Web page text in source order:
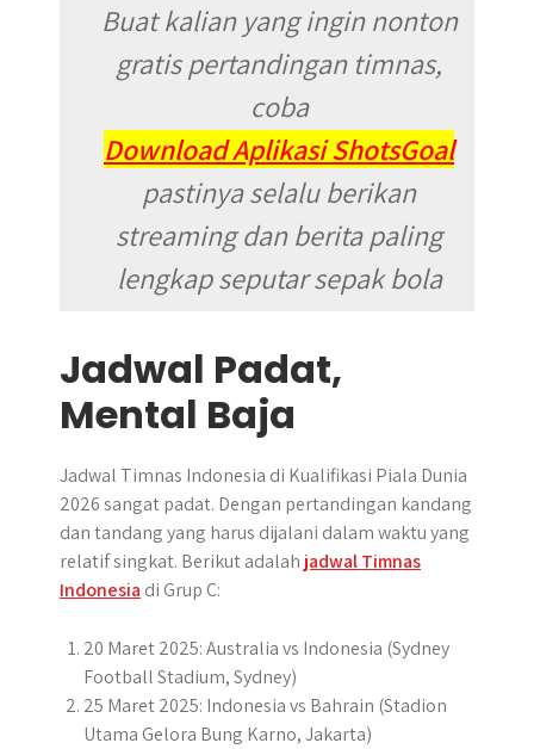
Buat kalian yang ingin nonton
gratis pertandingan timnas,
coba
Download Aplikasi ShotsGoal
pastinya selalu berikan
streaming dan berita paling
lengkap seputar sepak bola
Jadwal Padat,
Mental Baja
Jadwal Timnas Indonesia di Kualifikasi Piala Dunia
2026 sangat padat. Dengan pertandingan kandang
dan tandang yang harus dijalani dalam waktu yang
relatif singkat. Berikut adalah jadwal Timnas
Indonesia di Grup C:
20 Maret 2025: Australia vs Indonesia (Sydney
Football Stadium, Sydney)
25 Maret 2025: Indonesia vs Bahrain (Stadion
Utama Gelora Bung Karno, Jakarta)